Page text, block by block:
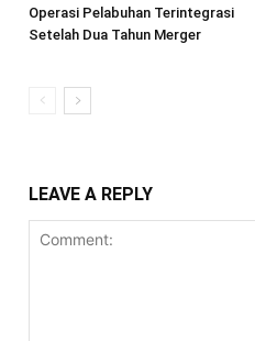
Operasi Pelabuhan Terintegrasi
Setelah Dua Tahun Merger
LEAVE A REPLY